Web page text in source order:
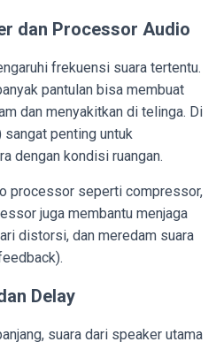
dan Processor Audio
frekuensi suara tertentu.
pantulan bisa membuat
dan menyakitkan di telinga. Di
sangat penting untuk
dengan kondisi ruangan.
processor seperti compressor,
juga membantu menjaga
distorsi, dan meredam suara
Delay
suara dari speaker utama